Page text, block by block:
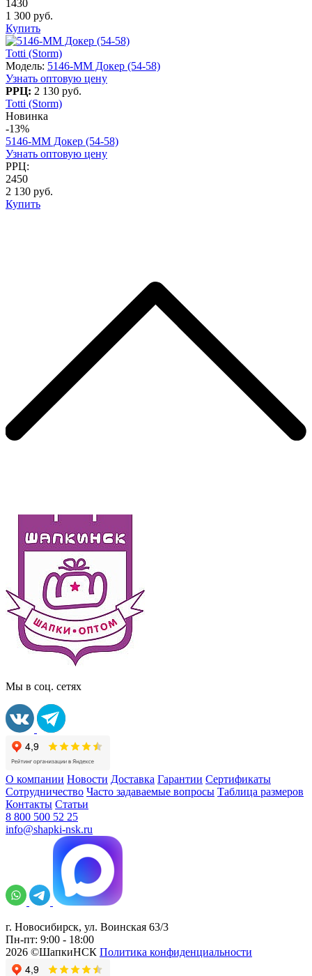
1430
1 300 руб.
Купить
Totti (Storm)
Модель: 5146-MM Докер (54-58)
Узнать оптовую цену
РРЦ: 2 130 руб.
Totti (Storm)
Новинка
-13%
5146-MM Докер (54-58)
Узнать оптовую цену
РРЦ:
2450
2 130 руб.
Купить
Мы в соц. сетях
О компании Новости Доставка Гарантии Сертификаты
Сотрудничество Часто задаваемые вопросы Таблица размеров
Контакты Статьи
8 800 500 52 25
info@shapki-nsk.ru
г. Новосибирск, ул. Воинская 63/3
Пн-пт: 9:00 - 18:00
2026 ©ШапкиНСК Политика конфиденциальности